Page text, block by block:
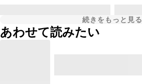
続きをもっと見る
あわせて読みたい